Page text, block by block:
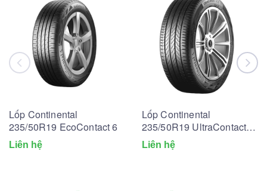
Lốp Continental
235/50R19 EcoContact 6
Liên hệ
Lốp Continental
235/50R19 UltraContact
UC6
Liên hệ